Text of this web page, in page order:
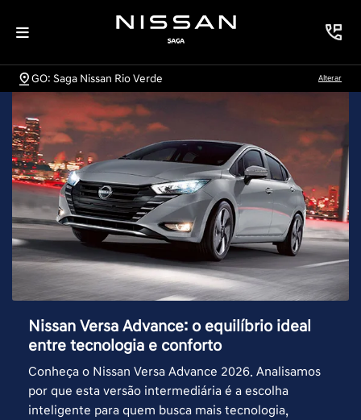
GO: Saga Nissan Rio Verde Alterar
Nissan Versa Advance: o equilíbrio ideal
entre tecnologia e conforto
Conheça o Nissan Versa Advance 2026. Analisamos
por que esta versão intermediária é a escolha
inteligente para quem busca mais tecnologia,